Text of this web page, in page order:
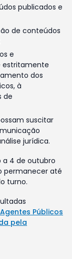
publicados e
de conteúdos
e
estritamente
dos
à
de
suscitar
jurídica.
a 4 de outubro
permanecer até
turno.
Públicos
pela